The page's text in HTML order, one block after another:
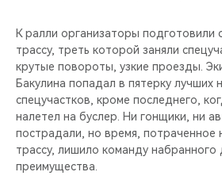
НОВИНКИ
БЛАГОТВОРИТЕЛЬНОСТЬ
CHERY REMOTE
CHERY И СПОРТ
НАШИ МЕРОПРИЯТИЯ
К ралли организаторы подготовили
трассу, треть которой заняли
крутые повороты, узкие проезды.
Бакулина попадал в пятерку лучших
спецучастков, кроме последнего,
налетел на буслер. Ни гонщики, ни
пострадали, но время, потраченное
трассу, лишило команду набранного
преимущества.